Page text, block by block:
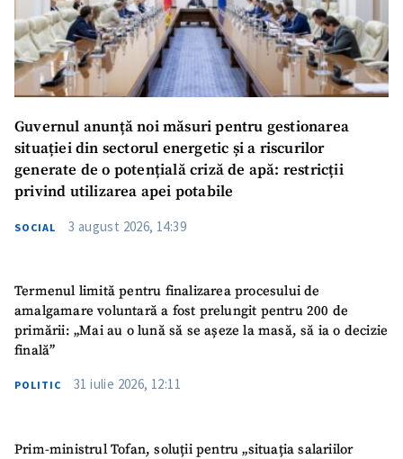
Guvernul anunță noi măsuri pentru gestionarea
situației din sectorul energetic și a riscurilor
generate de o potențială criză de apă: restricții
privind utilizarea apei potabile
SOCIAL 3 august 2026, 14:39
Termenul limită pentru finalizarea procesului de
amalgamare voluntară a fost prelungit pentru 200 de
primării: „Mai au o lună să se așeze la masă, să ia o decizie
finală”
POLITIC 31 iulie 2026, 12:11
Prim-ministrul Tofan, soluții pentru „situația salariilor